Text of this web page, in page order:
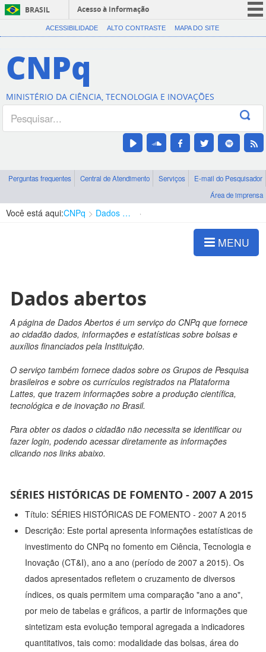
BRASIL
Acesso à informação
CORONAVÍRUS (COVID-19)
Canais
ACESSIBILIDADE ALTO CONTRASTE MAPA DO SITE
CNPq
MINISTÉRIO DA CIÊNCIA, TECNOLOGIA E INOVAÇÕES
Perguntas frequentes Central de Atendimento Serviços
E-mail do Pesquisador
Área de imprensa
Você está aqui:CNPq Dados abertos
MENU
Dados abertos
A página de Dados Abertos é um serviço do CNPq que fornece
ao cidadão dados, informações e estatísticas sobre bolsas e
auxílios financiados pela Instituição.
O serviço também fornece dados sobre os Grupos de Pesquisa
brasileiros e sobre os currículos registrados na Plataforma
Lattes, que trazem informações sobre a produção científica,
tecnológica e de inovação no Brasil.
Para obter os dados o cidadão não necessita se identificar ou
fazer login, podendo acessar diretamente as informações
clicando nos links abaixo.
SÉRIES HISTÓRICAS DE FOMENTO - 2007 A 2015
Título: SÉRIES HISTÓRICAS DE FOMENTO - 2007 A 2015
Descrição: Este portal apresenta informações estatísticas de
investimento do CNPq no fomento em Ciência, Tecnologia e
Inovação (CT&I), ano a ano (período de 2007 a 2015). Os
dados apresentados refletem o cruzamento de diversos
índices, os quais permitem uma comparação "ano a ano",
por meio de tabelas e gráficos, a partir de informações que
sintetizam esta evolução temporal agregada a indicadores
quantitativos, tais como: modalidade das bolsas, área do